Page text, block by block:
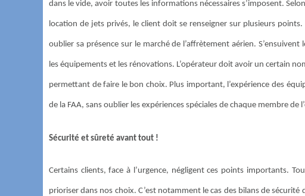
dans le vide, avoir toutes les informations nécessaires s’imposent.
location de jets privés, le client doit se renseigner sur plusieurs
oublier sa présence sur le marché de l’affrètement aérien.
les équipements et les rénovations. L’opérateur doit avoir un certain
permettant de faire le bon choix. Plus important, l’expérience des
de la FAA, sans oublier les expériences spéciales de chaque membre de
Sécurité et sûreté avant tout !
Certains clients, face à l’urgence, négligent ces points importants.
prioriser dans nos choix. C’est notamment le cas des bilans de